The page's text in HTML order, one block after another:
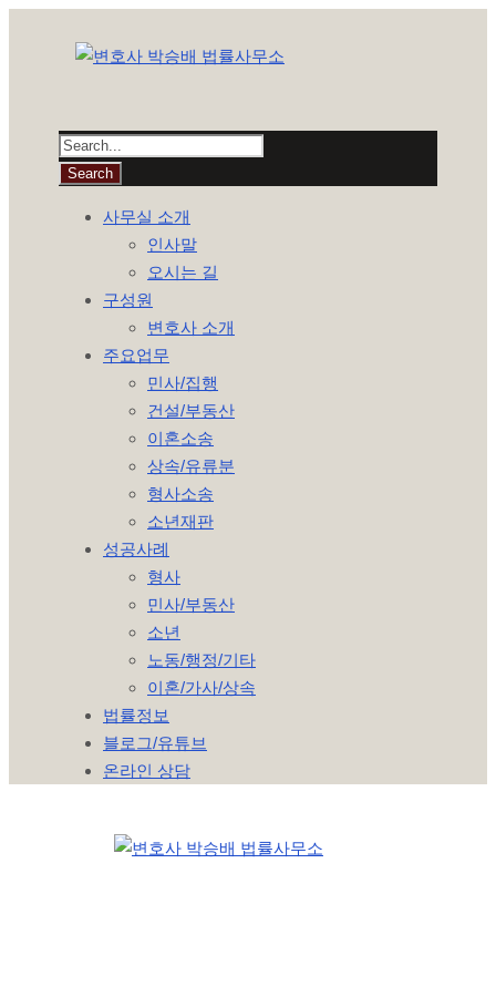
사무실 소개
인사말
오시는 길
구성원
변호사 소개
주요업무
민사/집행
건설/부동산
이혼소송
상속/유류분
형사소송
소년재판
성공사례
형사
민사/부동산
소년
노동/행정/기타
이혼/가사/상속
법률정보
블로그/유튜브
온라인 상담